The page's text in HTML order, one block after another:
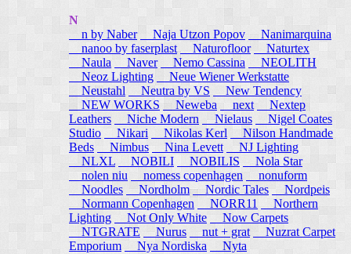
N
n by Naber
Naja Utzon Popov
Nanimarquina
nanoo by faserplast
Naturofloor
Naturtex
Naula
Naver Nemo Cassina
NEOLITH
Neoz Lighting
Neue Wiener Werkstatte
Neustahl
Neutra by VS
New Tendency
NEW WORKS
Neweba next
Nextep
Leathers
Niche Modern Nielaus
Nigel Coates
Studio
Nikari Nikolas Kerl
Nilson Handmade
Beds
Nimbus Nina Levett
NJ Lighting
NLXL
NOBILI NOBILIS
Nola Star
nolen niu
nomess copenhagen
nonuform
Noodles
Nordholm Nordic Tales
Nordpeis
Normann Copenhagen
NORR11
Northern
Lighting
Not Only White
Now Carpets
NTGRATE
Nurus nut + grat
Nuzrat Carpet
Emporium
Nya Nordiska Nyta